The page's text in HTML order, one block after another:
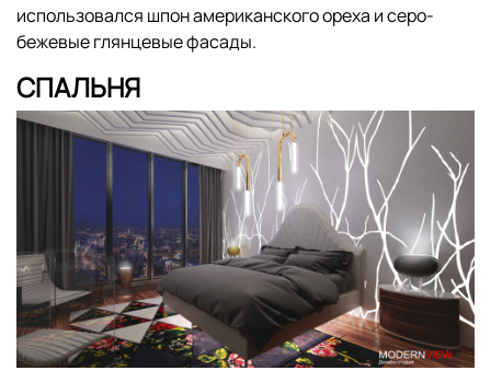
использовался шпон американского ореха и серо-
бежевые глянцевые фасады.
СПАЛЬНЯ